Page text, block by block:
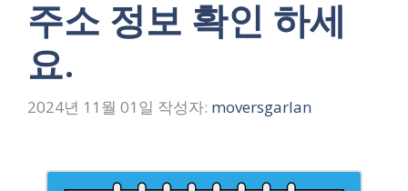
주소 정보 확인 하세
요.
2024년 11월 01일 작성자: moversgarlan